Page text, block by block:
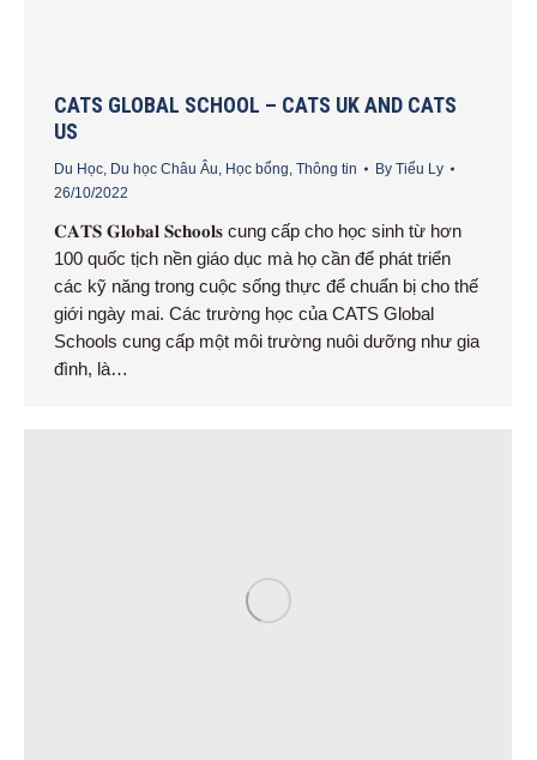
CATS GLOBAL SCHOOL – CATS UK AND CATS
US
Du Học, Du học Châu Âu, Học bổng, Thông tin By Tiểu Ly
26/10/2022
𝐂𝐀𝐓𝐒 𝐆𝐥𝐨𝐛𝐚𝐥 𝐒𝐜𝐡𝐨𝐨𝐥𝐬 cung cấp cho học sinh từ hơn
100 quốc tịch nền giáo dục mà họ cần để phát triển
các kỹ năng trong cuộc sống thực để chuẩn bị cho thế
giới ngày mai. Các trường học của CATS Global
Schools cung cấp một môi trường nuôi dưỡng như gia
đình, là…